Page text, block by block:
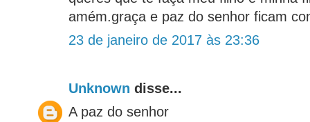
amém.graça e paz do senhor ficam
23 de janeiro de 2017 às 23:36
Unknown disse...
A paz do senhor